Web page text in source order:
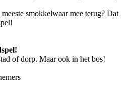
smokkelwaar mee terug? Dat
of dorp. Maar ook in het bos!